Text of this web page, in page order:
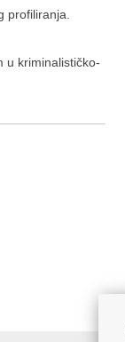
profiliranja.
u kriminalističko-